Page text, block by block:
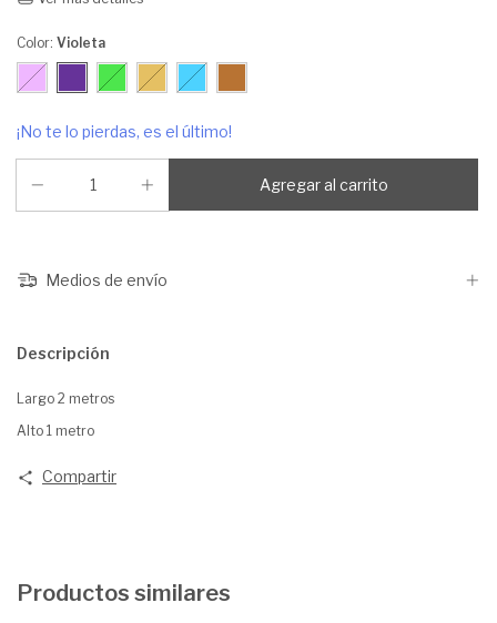
Color: Violeta
¡No te lo pierdas, es el último!
Medios de envío
Descripción
Largo 2 metros
Alto 1 metro
Compartir
Productos similares